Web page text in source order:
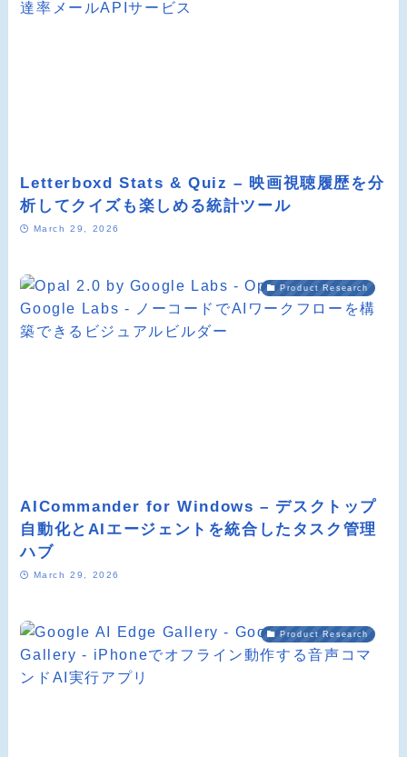
Letterboxd Stats & Quiz – 映画視聴履歴を分
析してクイズも楽しめる統計ツール
March 29, 2026
Product Research
AICommander for Windows – デスクトップ
自動化とAIエージェントを統合したタスク管理
ハブ
March 29, 2026
Product Research